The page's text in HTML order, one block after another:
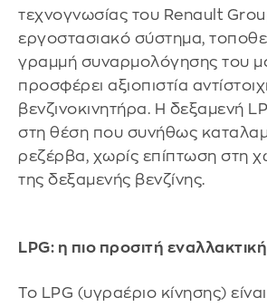
τεχνογνωσίας του Renault
εργοστασιακό σύστημα,
γραμμή συναρμολόγησης του
προσφέρει αξιοπιστία
βενζινοκινητήρα. Η δεξαμενή
στη θέση που συνήθως
ρεζέρβα, χωρίς επίπτωση στη
της δεξαμενής βενζίνης.
LPG: η πιο προσιτή
Το LPG (υγραέριο κίνησης)